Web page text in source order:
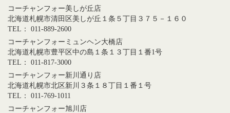
コーチャンフォー美しが丘店
北海道札幌市清田区美しが丘１条５丁目３７５－１６０
TEL： 011-889-2600
コーチャンフォーミュンヘン大橋店
北海道札幌市豊平区中の島１条１３丁目１番1号
TEL： 011-817-3000
コーチャンフォー新川通り店
北海道札幌市北区新川３条１８丁目１番１号
TEL： 011-769-1011
コーチャンフォー旭川店